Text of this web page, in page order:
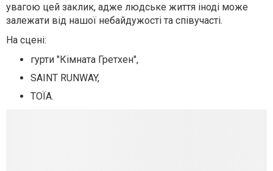
увагою цей заклик, адже людське життя іноді може
залежати від нашої небайдужості та співучасті.
На сцені:
гурти "Кімната Гретхен",
SAINT RUNWAY,
ТОЇА.